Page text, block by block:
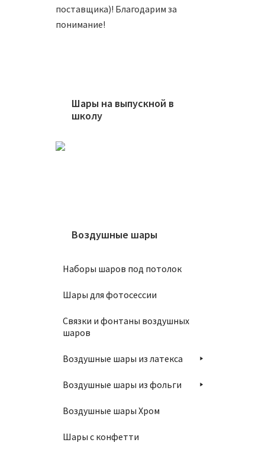
поставщика)! Благодарим за
понимание!
Шары на выпускной в
школу
Воздушные шары
Наборы шаров под потолок
Шары для фотосессии
Связки и фонтаны воздушных
шаров
Воздушные шары из латекса
Воздушные шары из фольги
Воздушные шары Хром
Шары с конфетти